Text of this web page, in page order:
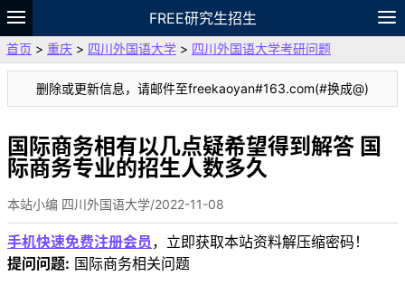
FREE研究生招生
题库
故事 专题 APP 笔记
论坛
VIP
资料
首页 > 重庆 > 四川外国语大学 > 四川外国语大学考研问题
删除或更新信息，请邮件至freekaoyan#163.com(#换成@)
国际商务相有以几点疑希望得到解答 国
际商务专业的招生人数多久
本站小编 四川外国语大学/2022-11-08
手机快速免费注册会员 ，立即获取本站资料解压缩密码！
提问问题: 国际商务相关问题